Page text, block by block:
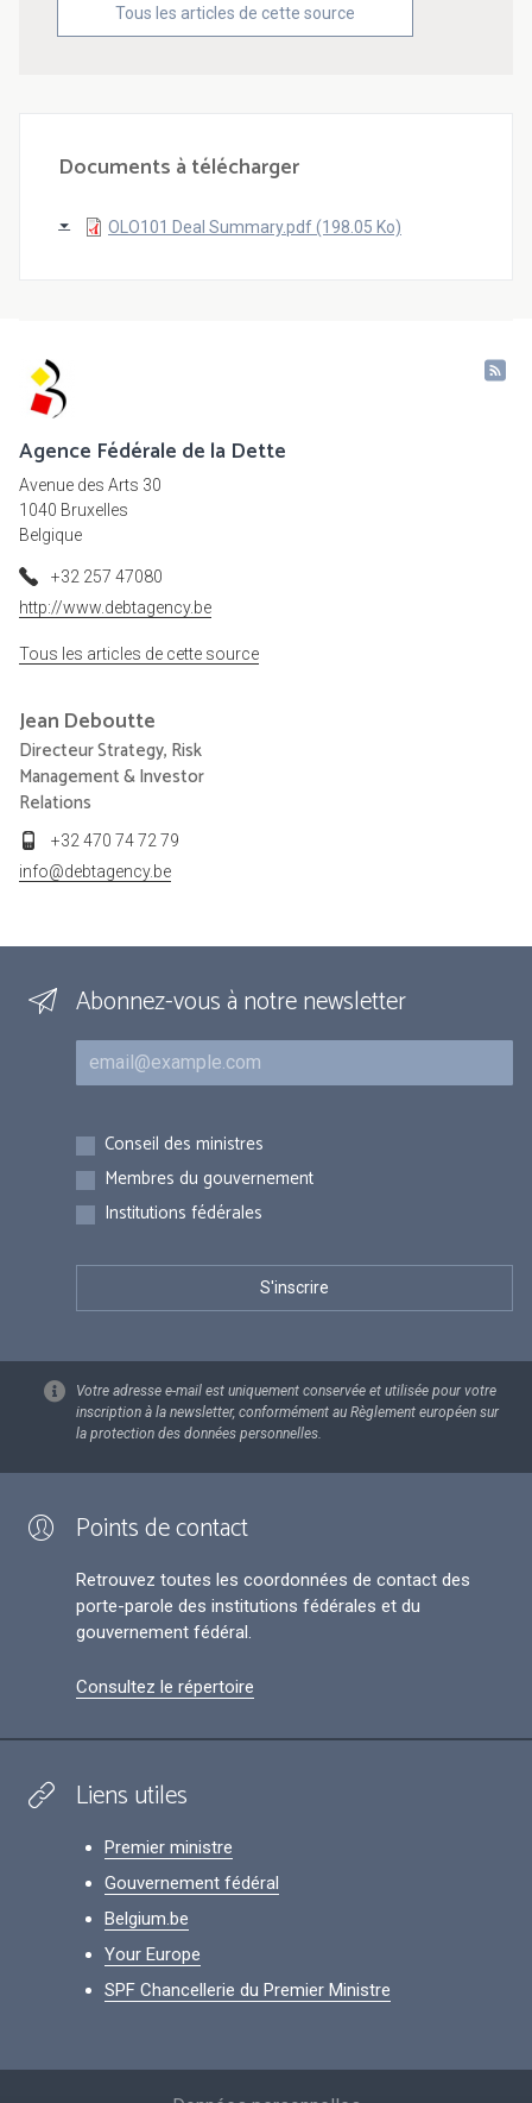
Tous les articles de cette source
Documents à télécharger
OLO101 Deal Summary.pdf (198.05 Ko)
Agence Fédérale de la Dette
Avenue des Arts 30
1040 Bruxelles
Belgique
+32 257 47080
http://www.debtagency.be
Tous les articles de cette source
Jean Deboutte
Directeur Strategy, Risk
Management & Investor
Relations
+32 470 74 72 79
info@debtagency.be
Abonnez-vous à notre newsletter
Courriel
Inscriptions
Conseil des ministres
Membres du gouvernement
Institutions fédérales
Votre adresse e-mail est uniquement conservée et utilisée pour votre
inscription à la newsletter, conformément au Règlement européen sur
la protection des données personnelles.
Points de contact
Retrouvez toutes les coordonnées de contact des
porte-parole des institutions fédérales et du
gouvernement fédéral.
Consultez le répertoire
Liens utiles
Premier ministre
Gouvernement fédéral
Belgium.be
Your Europe
SPF Chancellerie du Premier Ministre